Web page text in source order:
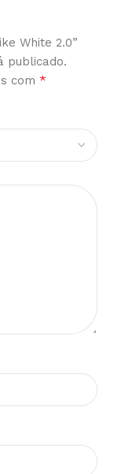
White 2.0”
publicado.
com *